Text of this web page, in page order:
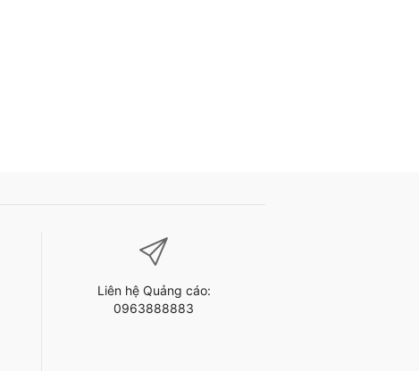
Liên hệ Quảng cáo:
0963888883